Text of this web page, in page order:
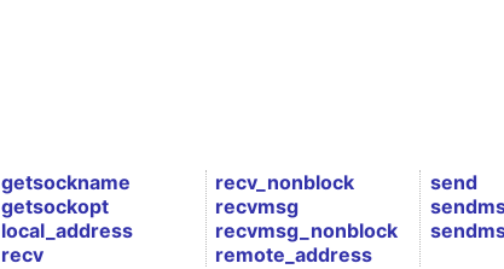
getsockname
getsockopt
local_address
recv
recv_nonblock
recvmsg
recvmsg_nonblock
remote_address
send